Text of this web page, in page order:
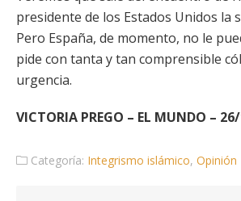
presidente de los Estados Unidos la
Pero España, de momento, no le
pide con tanta y tan comprensible
urgencia.
VICTORIA PREGO – EL MUNDO –
Categoría: Integrismo islámico, Opinión